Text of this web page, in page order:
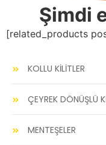
Şimdi
[related_products
KOLLU KİLİTLER
ÇEYREK DÖNÜŞLÜ
MENTEŞELER